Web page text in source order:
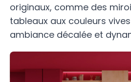
originaux, comme des
tableaux aux couleurs
ambiance décalée et